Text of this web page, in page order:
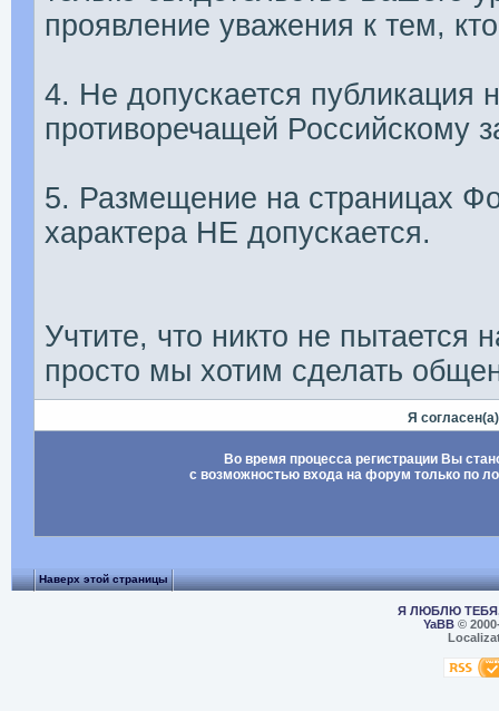
проявление уважения к тем,
4. Не допускается
противоречащей Российскому
5. Размещение на страницах
характера НЕ допускается.
Учтите, что никто не
просто мы хотим сделать
Я согласен(а)
Во время процесса регистрации Вы
с возможностью входа на форум только по
Наверх этой страницы
Я ЛЮБЛЮ
YaBB©